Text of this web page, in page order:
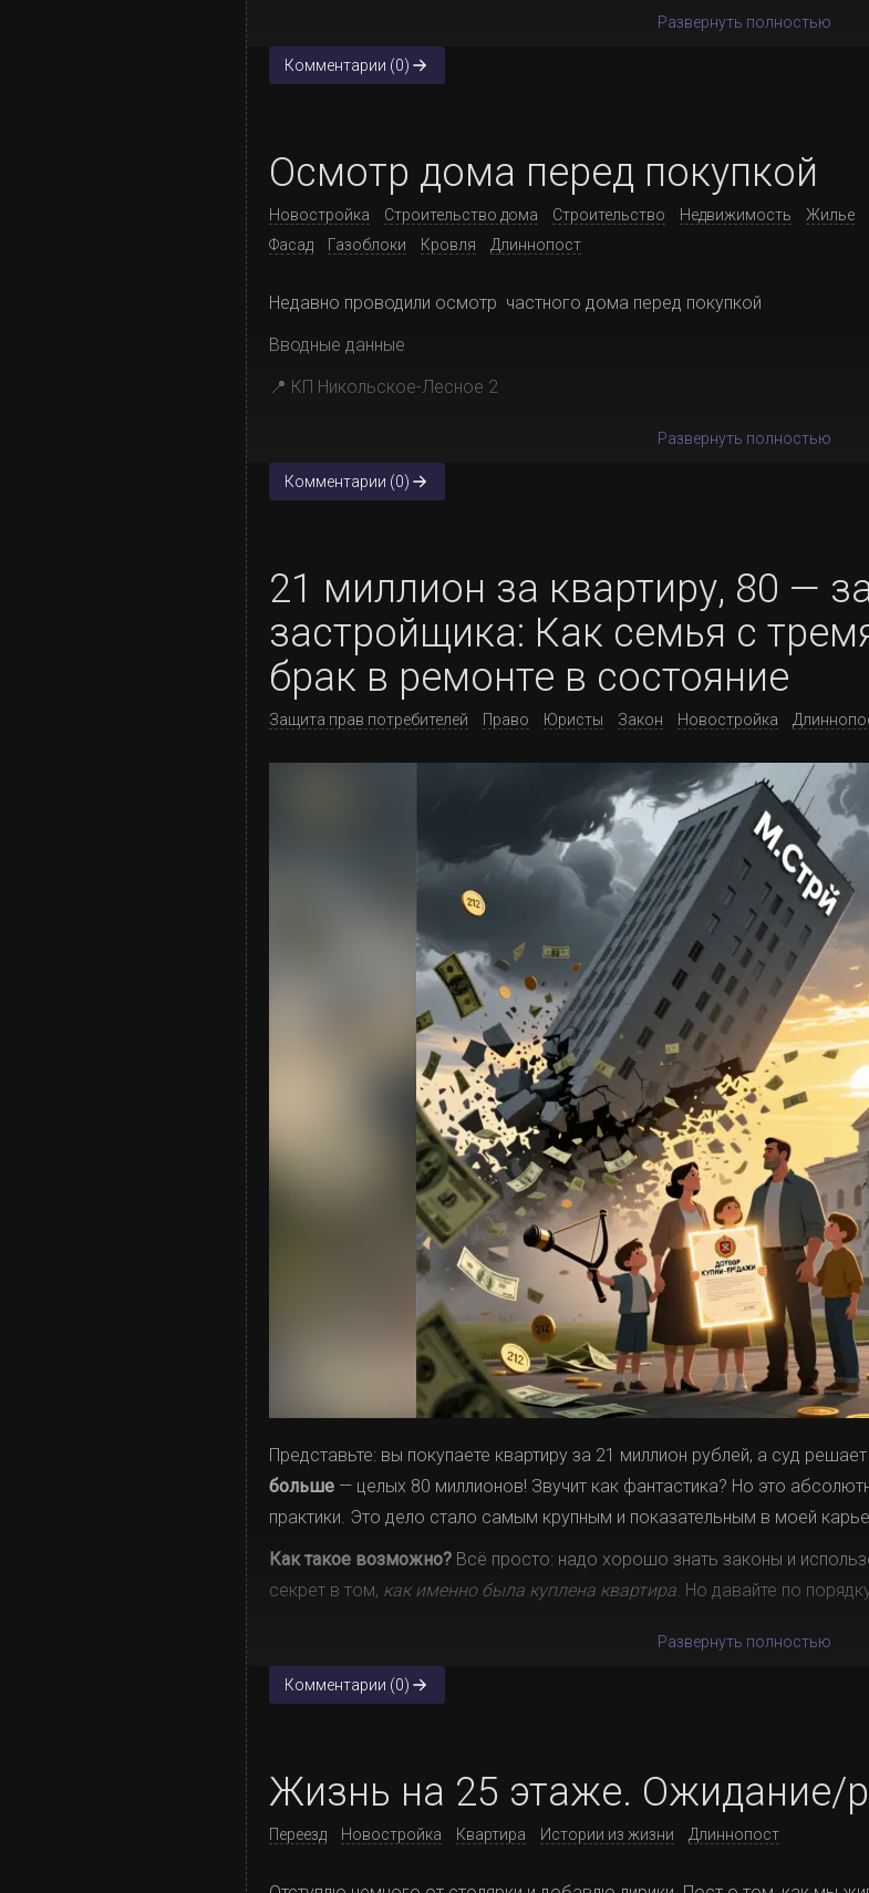
Развернуть полностью
Комментарии (0)
Осмотр дома перед покупкой
Новостройка Строительство дома Строительство Недвижимость Жилье
Фасад
Газоблоки Кровля Длиннопост
Недавно проводили осмотр частного дома перед покупкой
Вводные данные
📍 КП Никольское-Лесное 2
Развернуть полностью
Комментарии (0)
21 миллион за квартиру, 80 —
застройщика: Как семья с
брак в ремонте в состояние
Защита прав потребителей Право Юристы Закон Новостройка
Представьте: вы покупаете квартиру за 21 миллион рублей, а суд
больше — целых 80 миллионов! Звучит как фантастика? Но это
практики. Это дело стало самым крупным и показательным в моей
Как такое возможно? Всё просто: надо хорошо знать законы и
секрет в том, как именно была куплена квартира. Но давайте по
Развернуть полностью
Комментарии (0)
Жизнь на 25 этаже. Ожидание/
Переезд Новостройка Квартира Истории из жизни Длиннопост